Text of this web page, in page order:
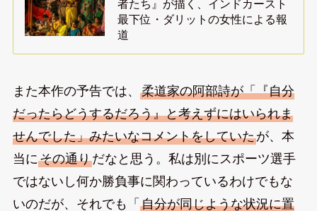
者たち』が描く、インドカースト
最下位・ダリットの女性による報
道
また本作の予告では、 柔道家の阿部詩が「『自分
だったらどうするだろう』と考えずにはいられま
せんでした」みたいなコメントをしていたが、本
当にその通りだなと思う。私は別にスポーツ選手
ではないし何か勝負事に関わっているわけでもな
いのだが、それでも「 自分が同じような状況に置